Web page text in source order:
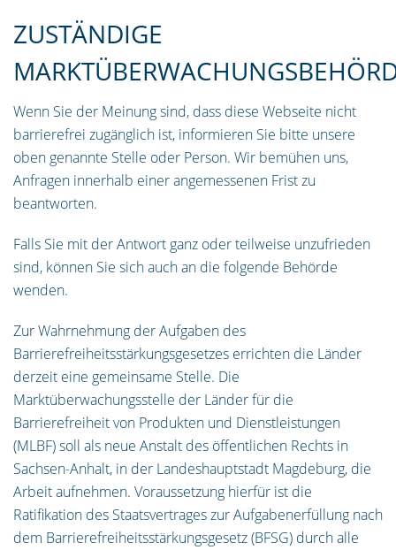
ZUSTÄNDIGE
Wenn Sie der Meinung sind, dass diese Webseite nicht
barrierefrei zugänglich ist, informieren Sie bitte unsere
oben genannte Stelle oder Person. Wir bemühen uns,
Anfragen innerhalb einer angemessenen Frist zu
beantworten.
Falls Sie mit der Antwort ganz oder teilweise unzufrieden
sind, können Sie sich auch an die folgende Behörde
wenden.
Zur Wahrnehmung der Aufgaben des
Barrierefreiheitsstärkungsgesetzes errichten die Länder
derzeit eine gemeinsame Stelle. Die
Marktüberwachungsstelle der Länder für die
Barrierefreiheit von Produkten und Dienstleistungen
(MLBF) soll als neue Anstalt des öffentlichen Rechts in
Sachsen-​Anhalt, in der Landeshauptstadt Magdeburg, die
Arbeit aufnehmen. Voraussetzung hierfür ist die
Ratifikation des Staatsvertrages zur Aufgabenerfüllung nach
dem Barrierefreiheitsstärkungsgesetz (BFSG) durch alle